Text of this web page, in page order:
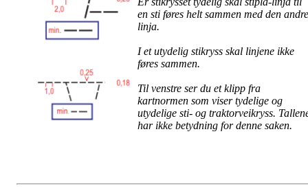
en sti føres helt sammen med den andre
linja.
I et utydelig stikryss skal linjene ikke
føres sammen.
Til venstre ser du et klipp fra
kartnormen som viser tydelige og
utydelige sti- og traktorveikryss.
har ikke betydning for denne saken.